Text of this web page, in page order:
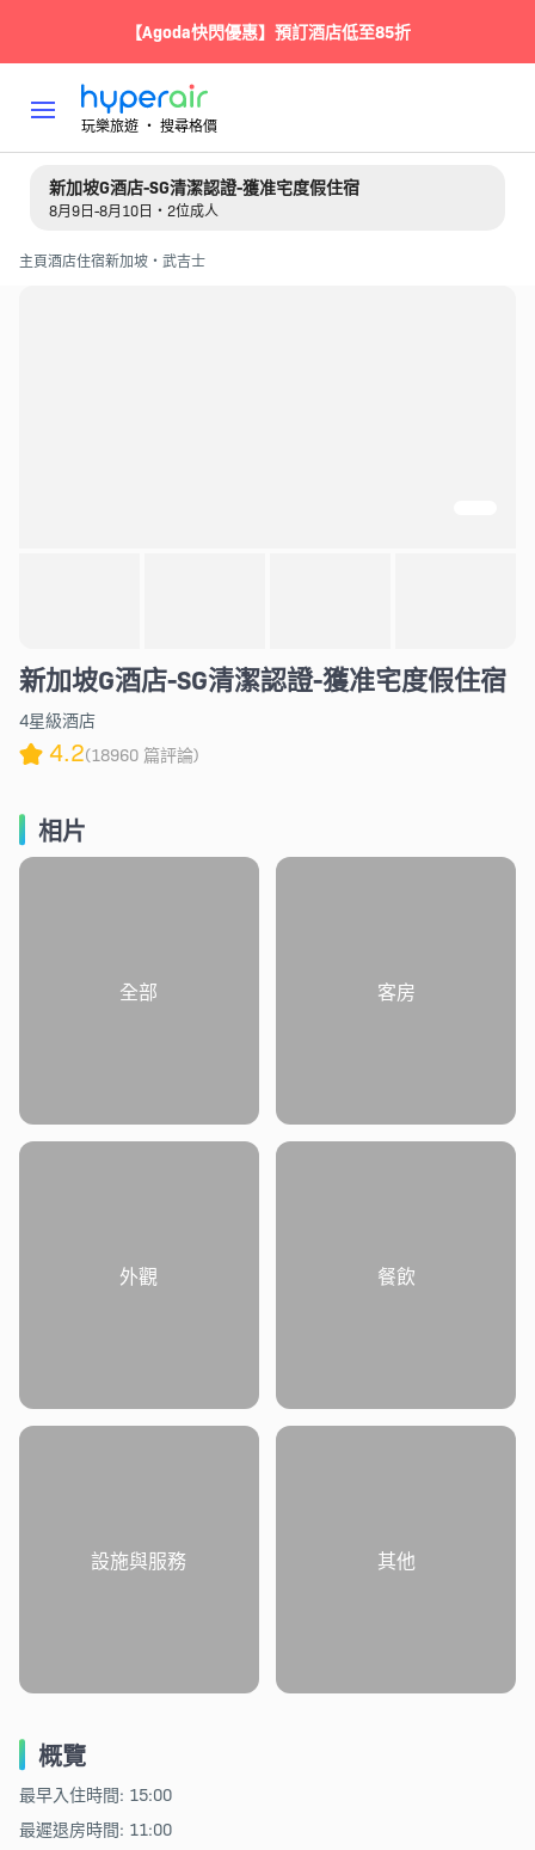
【Agoda快閃優惠】預訂酒店低至85折
玩樂旅遊 ‧ 搜尋格價
新加坡G酒店-SG清潔認證-獲准宅度假住宿
8月9日-8月10日・2位成人
主頁酒店住宿新加坡・武吉士
新加坡G酒店-SG清潔認證-獲准宅度假住宿
4星級酒店
4.2(18960 篇評論)
相片
全部 客房
外觀 餐飲
設施與服務 其他
概覽
最早入住時間: 15:00
最遲退房時間: 11:00